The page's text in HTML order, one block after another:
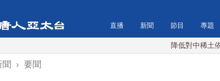
直播 新聞 節目 專題
降低對中稀土依賴 川普
聞 › 要聞